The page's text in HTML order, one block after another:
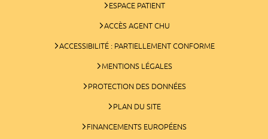
ESPACE PATIENT
ACCÈS AGENT CHU
ACCESSIBILITÉ : PARTIELLEMENT CONFORME
MENTIONS LÉGALES
PROTECTION DES DONNÉES
PLAN DU SITE
FINANCEMENTS EUROPÉENS